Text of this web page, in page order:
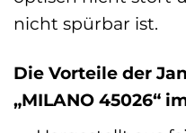
nicht spürbar ist.
Die Vorteile der
„MILANO 45026“